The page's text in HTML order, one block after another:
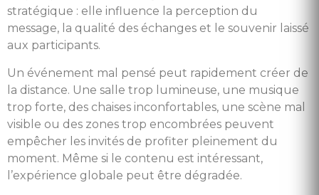
stratégique : elle influence la perception du
message, la qualité des échanges et le souvenir laissé
aux participants.
Un événement mal pensé peut rapidement créer de
la distance. Une salle trop lumineuse, une musique
trop forte, des chaises inconfortables, une scène mal
visible ou des zones trop encombrées peuvent
empêcher les invités de profiter pleinement du
moment. Même si le contenu est intéressant,
l’expérience globale peut être dégradée.